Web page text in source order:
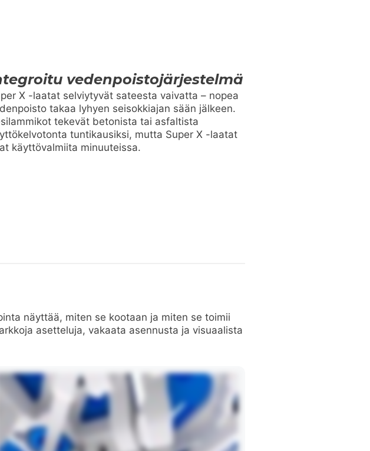
vedenpoistojärjestelmä
X -laatat selviytyvät sateesta vaivatta – nopea
takaa lyhyen seisokkiajan sään jälkeen.
tekevät betonista tai asfaltista
tuntikausiksi, mutta Super X -laatat
käyttövalmiita minuuteissa.
näyttää, miten se kootaan ja miten se toimii
asetteluja, vakaata asennusta ja visuaalista